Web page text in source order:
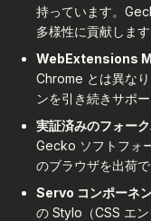
持っています。
多様性に貢献します
WebExtensions
Chrome とは異な
ンを引き続きサポー
実証済みのフォー
Gecko ソフトフォ
のブラウザを出荷
Servo コンポーネ
の Stylo（CSS エ